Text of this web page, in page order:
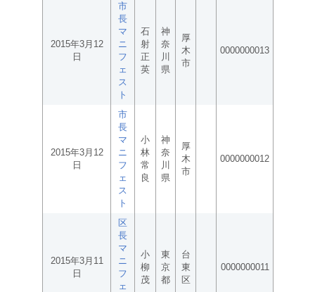
2015年3月12
日
市
長
マ
ニ
フ
ェ
ス
ト
石
射
正
英
神
奈
川
県
厚
木
市
0000000013
2015年3月12
日
市
長
マ
ニ
フ
ェ
ス
ト
小
林
常
良
神
奈
川
県
厚
木
市
0000000012
2015年3月11
日
区
長
マ
ニ
フ
ェ
小
柳
茂
東
京
都
台
東
区
0000000011